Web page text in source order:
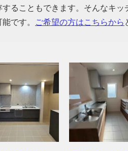
ることもできます。そんなキ
です。
ご希望の方はこちらから